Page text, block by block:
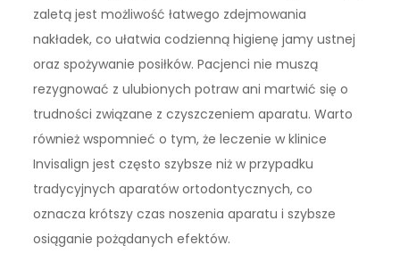
zaletą jest możliwość łatwego zdejmowania
nakładek, co ułatwia codzienną higienę jamy ustnej
oraz spożywanie posiłków. Pacjenci nie muszą
rezygnować z ulubionych potraw ani martwić się o
trudności związane z czyszczeniem aparatu. Warto
również wspomnieć o tym, że leczenie w klinice
Invisalign jest często szybsze niż w przypadku
tradycyjnych aparatów ortodontycznych, co
oznacza krótszy czas noszenia aparatu i szybsze
osiąganie pożądanych efektów.